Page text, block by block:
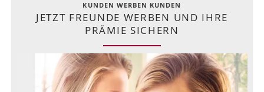
KUNDEN WERBEN KUNDEN
JETZT FREUNDE WERBEN UND IHRE
PRÄMIE SICHERN